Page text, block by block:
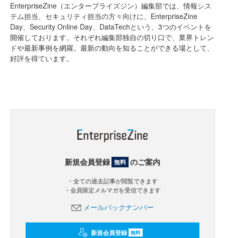
EnterpriseZine（エンタープライズジン）編集部では、情報シス
テム担当、セキュリティ担当の方々向けに、EnterpriseZine
Day、Security Online Day、DataTechという、3つのイベントを
開催しております。それぞれ編集部独自の切り口で、業界トレン
ドや最新事例を網羅。最新の動向を知ることができる場として、
好評を得ています。
新規会員登録 無料 のご案内
・全ての過去記事が閲覧できます
・会員限定メルマガを受信できます
メールバックナンバー
新規会員登録 無料